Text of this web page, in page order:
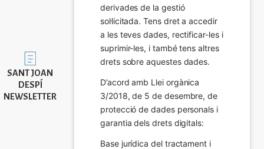
Imatge
SANT JOAN
DESPÍ
NEWSLETTER
derivades de la gestió
sol·licitada. Tens dret a accedir
a les teves dades, rectificar-les i
suprimir-les, i també tens altres
drets sobre aquestes dades.
D’acord amb Llei orgànica
3/2018, de 5 de desembre, de
protecció de dades personals i
garantia dels drets digitals:
Base jurídica del tractament i